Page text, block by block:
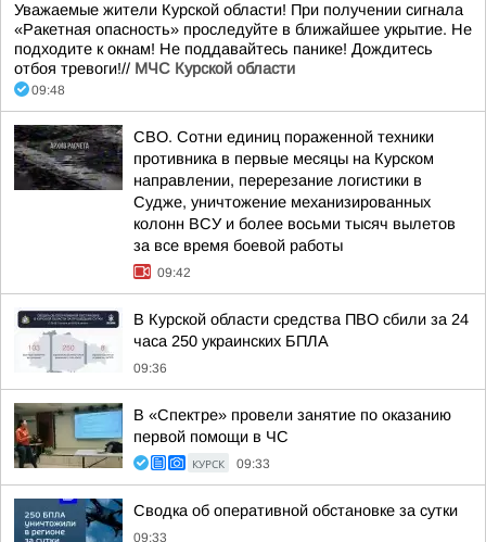
Уважаемые жители Курской области! При получении сигнала
«Ракетная опасность» проследуйте в ближайшее укрытие. Не
подходите к окнам! Не поддавайтесь панике! Дождитесь
отбоя тревоги!// МЧС Курской области
09:48
СВО. Сотни единиц пораженной техники
противника в первые месяцы на Курском
направлении, перерезание логистики в
Судже, уничтожение механизированных
колонн ВСУ и более восьми тысяч вылетов
за все время боевой работы
09:42
В Курской области средства ПВО сбили за 24
часа 250 украинских БПЛА
09:36
В «Спектре» провели занятие по оказанию
первой помощи в ЧС
КУРСК 09:33
Сводка об оперативной обстановке за сутки
09:33